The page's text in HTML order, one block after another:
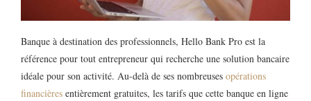
Banque à destination des professionnels, Hello Bank Pro est la
référence pour tout entrepreneur qui recherche une solution bancaire
idéale pour son activité. Au-delà de ses nombreuses opérations
financières entièrement gratuites, les tarifs que cette banque en ligne